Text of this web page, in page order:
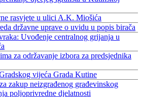
rasvjete u ulici A.K. Miošića
državne uprave o uvidu u popis birača
Uvođenje centralnog grijanja u
za održavanje izbora za predsjednika
vijeća Grada Kutine
zakup neizgrađenog građevinskog
poljoprivredne djelatnosti